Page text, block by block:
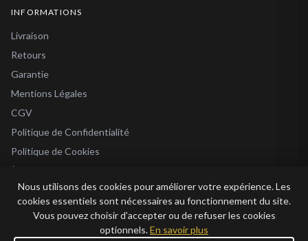
INFORMATIONS
Livraison
Retours
Garantie
Mentions Légales
CGV
Politique de Confidentialité
Politique de Cookies
À Propos
Blog
Nous utilisons des cookies pour améliorer votre expérience. Les
cookies essentiels sont nécessaires au fonctionnement du site.
Vous pouvez choisir d’accepter ou de refuser les cookies
optionnels.En savoir plus